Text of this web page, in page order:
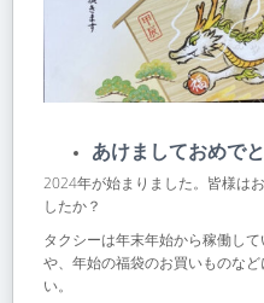
あけましておめで
2024年が始まりました。皆様は
したか？
タクシーは年末年始から稼働し
や、年始の福袋のお買いものな
い。